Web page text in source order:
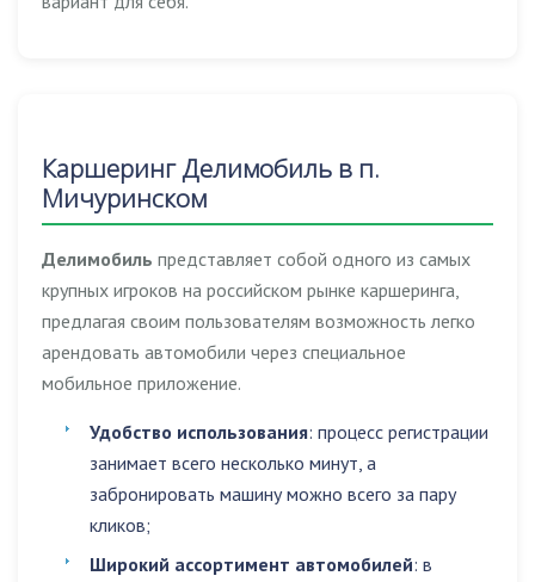
Каршеринг Делимобиль в п.
Мичуринском
Делимобиль представляет собой одного из самых
крупных игроков на российском рынке каршеринга,
предлагая своим пользователям возможность легко
арендовать автомобили через специальное
мобильное приложение.
Удобство использования: процесс регистрации
занимает всего несколько минут, а
забронировать машину можно всего за пару
кликов;
Широкий ассортимент автомобилей: в